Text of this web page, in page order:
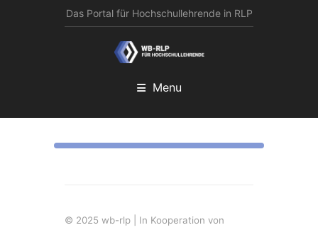
Das Portal für Hochschullehrende in RLP
Menu
© 2025 wb-rlp | In Kooperation von